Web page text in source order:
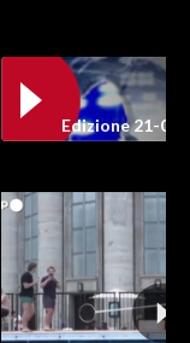
Edizione 21-05-